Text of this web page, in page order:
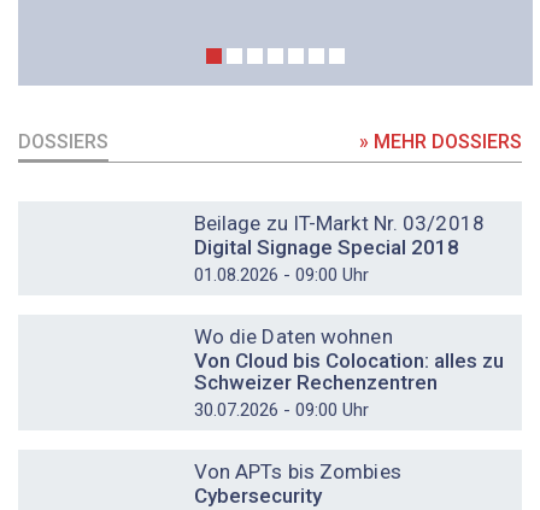
DOSSIERS » MEHR DOSSIERS
Beilage zu IT-Markt Nr. 03/2018
Digital Signage Special 2018
01.08.2026 - 09:00 Uhr
Wo die Daten wohnen
Von Cloud bis Colocation: alles zu
Schweizer Rechenzentren
30.07.2026 - 09:00 Uhr
Von APTs bis Zombies
Cybersecurity